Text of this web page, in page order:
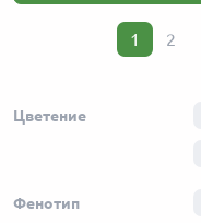
1 2
Цветение
Фенотип